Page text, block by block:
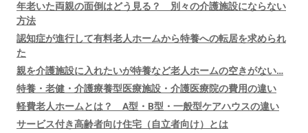
年老いた両親の面倒はどう見る？ 別々の介護施設にならない
方法
認知症が進行して有料老人ホームから特養への転居を求められ
た
親を介護施設に入れたいが特養など老人ホームの空きがない…
特養・老健・介護療養型医療施設・介護医療院の費用の違い
軽費老人ホームとは？ A型・B型・一般型ケアハウスの違い
サービス付き高齢者向け住宅（自立者向け）とは